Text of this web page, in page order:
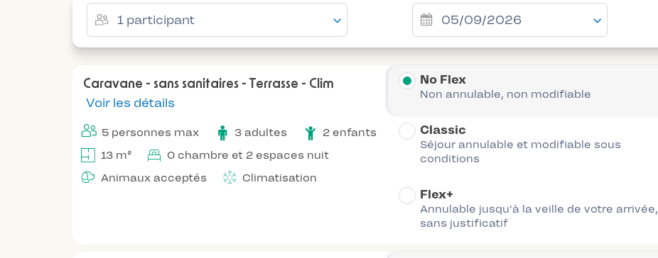
Caravane - sans sanitaires - Terrasse - Clim
Voir les détails
5 personnes max 3 adultes
2 enfants
13 m²
0 chambre et 2 espaces nuit
Animaux acceptés
Climatisation
No Flex
Non annulable, non modifiable
Classic
Séjour annulable et modifiable sous
conditions
Flex+
Annulable jusqu'à la veille de votre arrivée,
sans justificatif